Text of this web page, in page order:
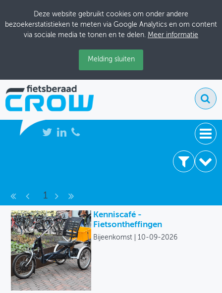
Deze website gebruikt cookies om onder andere
bezoekerstatistieken te meten via Google Analytics en om content
via sociale media te tonen en te delen. Meer informatie
Melding sluiten
KENNISBANK
ADRESSENBOEK
OVER FIETSBERAAD
THEMASITES
MIJN PROFIEL
Archief 1
Kenniscafé -
Fietsontheffingen
Bijeenkomst 10-09-2026